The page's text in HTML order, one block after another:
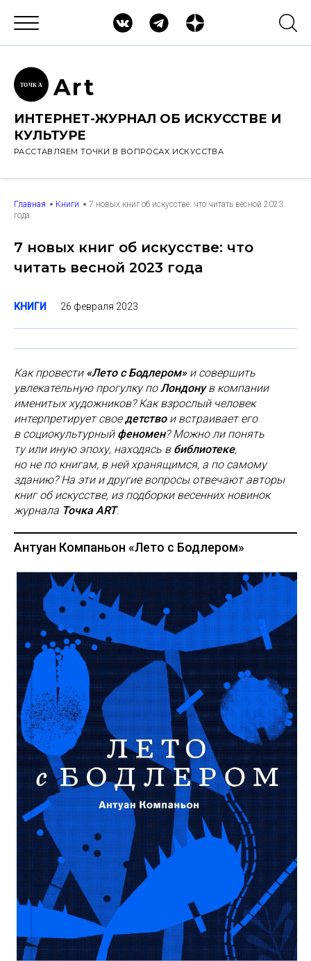
ТОЧК А Art
ИНТЕРНЕТ-ЖУРНАЛ ОБ ИСКУССТВЕ И
КУЛЬТУРЕ
РАССТАВЛЯЕМ ТОЧКИ В ВОПРОСАХ ИСКУССТВА
Главная Книги
7 новых книг об искусстве: что читать весной 2023
года
7 новых книг об искусстве: что
читать весной 2023 года
КНИГИ 26 февраля 2023
Как провести «Лето с Бодлером»и совершить
увлекательную прогулку поЛондонув компании
именитых художников? Как взрослый человек
интерпретирует своедетство и встраивает его
в социокультурный феномен? Можно ли понять
ту или иную эпоху, находясь в библиотеке,
но не по книгам, в ней хранящимся, а по самому
зданию? На эти и другие вопросы отвечают авторы
книг об искусстве, из подборки весенних новинок
журнала Точка ART.
Антуан Компаньон «Лето с Бодлером»